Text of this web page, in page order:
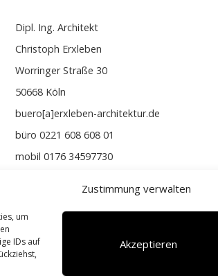
Zustimmung verwalten
um
IDs auf
Akzeptieren
Dipl. Ing. Architekt
Christoph Erxleben
Worringer Straße 30
50668 Köln
buero[a]erxleben-architektur.de
büro 0221 608 608 01
mobil 0176 34597730